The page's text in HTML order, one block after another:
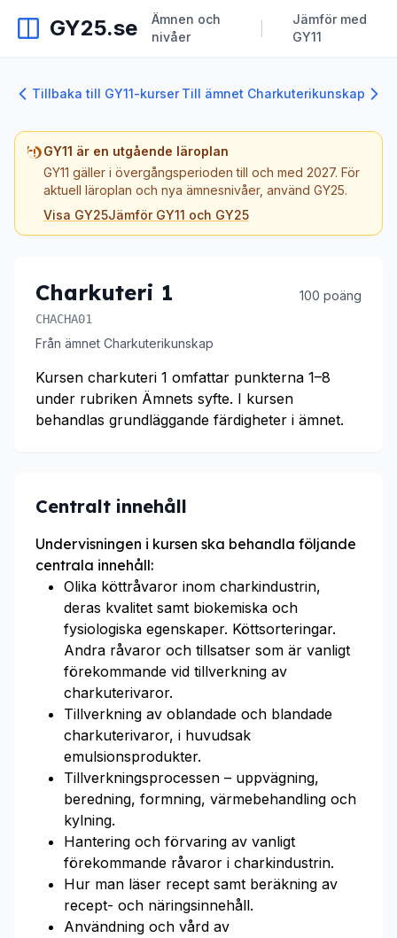
GY25.se
Ämnen och
nivåer
Jämför med
GY11
Tillbaka till GY11-kurser Till ämnet Charkuterikunskap
GY11 är en utgående läroplan
GY11 gäller i övergångsperioden till och med 2027. För
aktuell läroplan och nya ämnesnivåer, använd GY25.
Visa GY25Jämför GY11 och GY25
Charkuteri 1 100 poäng
CHACHA01
Från ämnet Charkuterikunskap
Kursen charkuteri 1 omfattar punkterna 1–8
under rubriken Ämnets syfte. I kursen
behandlas grundläggande färdigheter i ämnet.
Centralt innehåll
Undervisningen i kursen ska behandla följande
centrala innehåll:
Olika köttråvaror inom charkindustrin,
deras kvalitet samt biokemiska och
fysiologiska egenskaper. Köttsorteringar.
Andra råvaror och tillsatser som är vanligt
förekommande vid tillverkning av
charkuterivaror.
Tillverkning av oblandade och blandade
charkuterivaror, i huvudsak
emulsionsprodukter.
Tillverkningsprocessen – uppvägning,
beredning, formning, värmebehandling och
kylning.
Hantering och förvaring av vanligt
förekommande råvaror i charkindustrin.
Hur man läser recept samt beräkning av
recept- och näringsinnehåll.
Användning och vård av